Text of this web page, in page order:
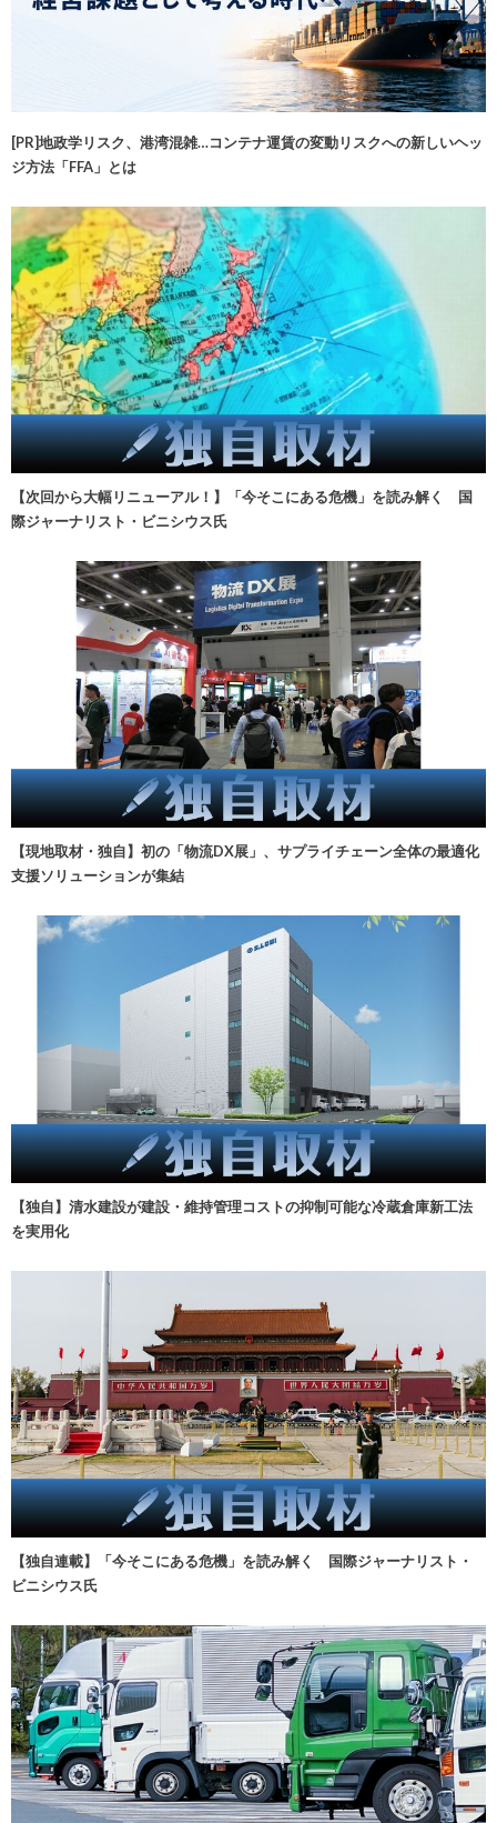
[PR]地政学リスク、港湾混雑…コンテナ運賃の変動リスクへの新しいヘッ
ジ方法「FFA」とは
【次回から大幅リニューアル！】「今そこにある危機」を読み解く 国
際ジャーナリスト・ビニシウス氏
【現地取材・独自】初の「物流DX展」、サプライチェーン全体の最適化
支援ソリューションが集結
【独自】清水建設が建設・維持管理コストの抑制可能な冷蔵倉庫新工法
を実用化
【独自連載】「今そこにある危機」を読み解く 国際ジャーナリスト・
ビニシウス氏